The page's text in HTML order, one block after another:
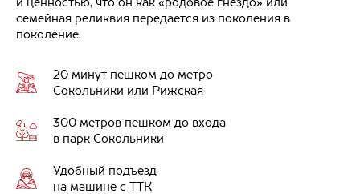
семейная реликвия передается из поколения в
поколение.
20 минут пешком до метро
Сокольники или Рижская
300 метров пешком до входа
в парк Сокольники
Удобный подъезд
на машине с ТТК